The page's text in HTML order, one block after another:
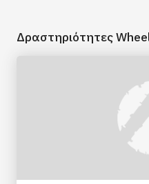
Δραστηριότητες